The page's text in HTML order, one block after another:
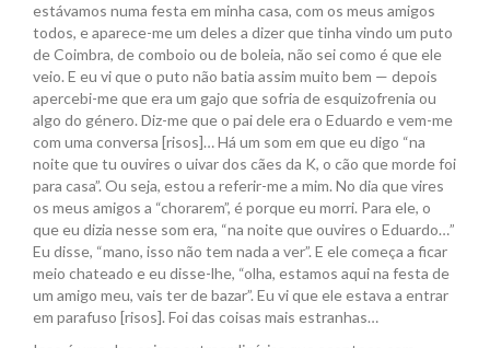
estávamos numa festa em minha casa, com os meus amigos
todos, e aparece-me um deles a dizer que tinha vindo um puto
de Coimbra, de comboio ou de boleia, não sei como é que ele
veio. E eu vi que o puto não batia assim muito bem — depois
apercebi-me que era um gajo que sofria de esquizofrenia ou
algo do género. Diz-me que o pai dele era o Eduardo e vem-me
com uma conversa [risos]… Há um som em que eu digo “na
noite que tu ouvires o uivar dos cães da K, o cão que morde foi
para casa”. Ou seja, estou a referir-me a mim. No dia que vires
os meus amigos a “chorarem”, é porque eu morri. Para ele, o
que eu dizia nesse som era, “na noite que ouvires o Eduardo…”
Eu disse, “mano, isso não tem nada a ver”. E ele começa a ficar
meio chateado e eu disse-lhe, “olha, estamos aqui na festa de
um amigo meu, vais ter de bazar”. Eu vi que ele estava a entrar
em parafuso [risos]. Foi das coisas mais estranhas…